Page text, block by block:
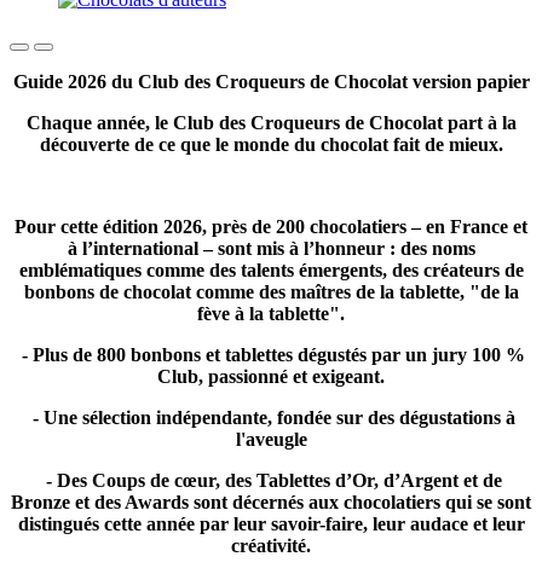
Guide 2026 du Club des Croqueurs de Chocolat version papier
Chaque année, le Club des Croqueurs de Chocolat part à la
découverte de ce que le monde du chocolat fait de mieux.
Pour cette édition 2026, près de 200 chocolatiers – en France et
à l’international – sont mis à l’honneur : des noms
emblématiques comme des talents émergents, des créateurs de
bonbons de chocolat comme des maîtres de la tablette, "de la
fève à la tablette".
- Plus de 800 bonbons et tablettes dégustés par un jury 100 %
Club, passionné et exigeant.
- Une sélection indépendante, fondée sur des dégustations à
l'aveugle
- Des Coups de cœur, des Tablettes d’Or, d’Argent et de
Bronze et des Awards sont décernés aux chocolatiers qui se sont
distingués cette année par leur savoir-faire, leur audace et leur
créativité.